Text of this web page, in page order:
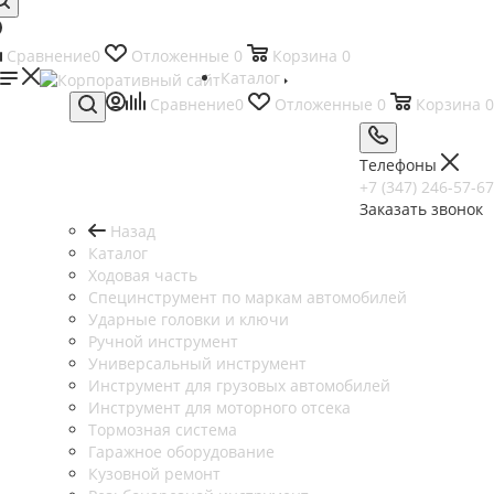
Сравнение0 Отложенные 0 Корзина 0
Сравнение0 Отложенные 0 Корзина 0
Телефоны
+7 (347) 246-57-67
Заказать звонок
Каталог
Назад
Каталог
Ходовая часть
Специнструмент по маркам автомобилей
Ударные головки и ключи
Ручной инструмент
Универсальный инструмент
Инструмент для грузовых автомобилей
Инструмент для моторного отсека
Тормозная система
Гаражное оборудование
Кузовной ремонт